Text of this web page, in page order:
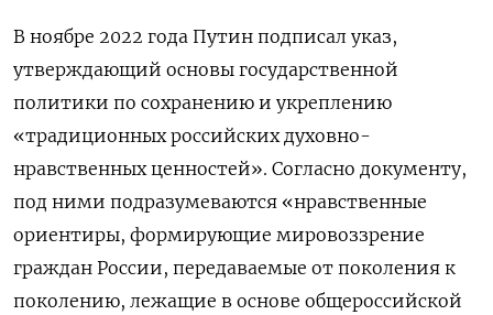
В ноябре 2022 года Путин подписал указ,
утверждающий основы государственной
политики по сохранению и укреплению
«традиционных российских духовно-
нравственных ценностей». Согласно документу,
под ними подразумеваются «нравственные
ориентиры, формирующие мировоззрение
граждан России, передаваемые от поколения к
поколению, лежащие в основе общероссийской